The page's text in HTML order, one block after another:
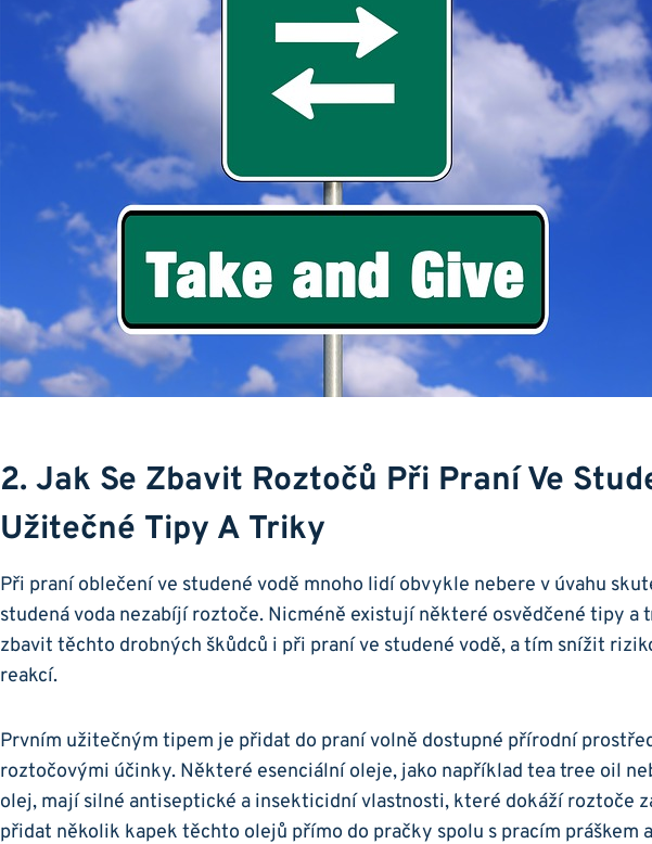
2. Jak‌ Se Zbavit Roztočů⁢ Při Praní​ Ve
Užitečné Tipy ​a ​triky
Při praní oblečení ‍ve studené vodě mnoho lidí obvykle ​nebere⁢ v úvahu
studená voda nezabíjí roztoče. Nicméně‌ existují některé osvědčené ⁤tipy a
zbavit těchto ‍drobných škůdců i při praní ve studené vodě, a tím snížit
reakcí.
Prvním užitečným tipem je přidat ⁤do⁣ praní ⁢volně dostupné přírodní
roztočovými účinky. Některé esenciální oleje, jako například ⁤tea tree oil
olej, mají silné antiseptické a insekticidní⁢ vlastnosti, které dokáží roztoče
přidat​ několik ‍kapek těchto olejů ⁤přímo do pračky spolu s pracím práškem​